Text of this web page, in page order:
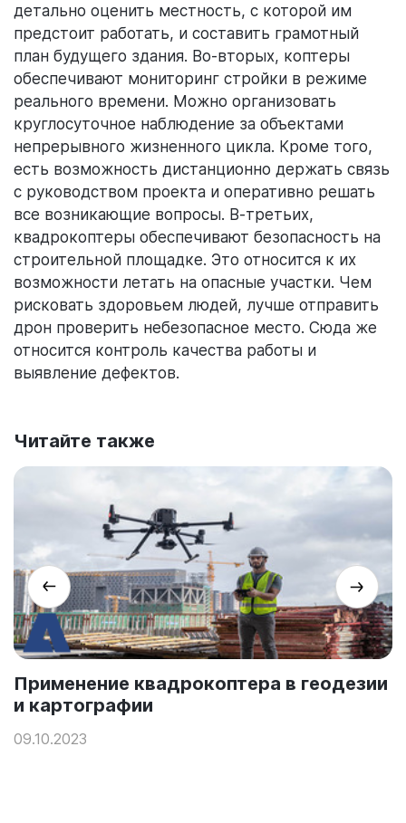
детально оценить местность, с которой им
предстоит работать, и составить грамотный
план будущего здания. Во-вторых, коптеры
обеспечивают мониторинг стройки в режиме
реального времени. Можно организовать
круглосуточное наблюдение за объектами
непрерывного жизненного цикла. Кроме того,
есть возможность дистанционно держать связь
с руководством проекта и оперативно решать
все возникающие вопросы. В-третьих,
квадрокоптеры обеспечивают безопасность на
строительной площадке. Это относится к их
возможности летать на опасные участки. Чем
рисковать здоровьем людей, лучше отправить
дрон проверить небезопасное место. Сюда же
относится контроль качества работы и
выявление дефектов.
Читайте также
Применение квадрокоптера в геодезии
и картографии
09.10.2023